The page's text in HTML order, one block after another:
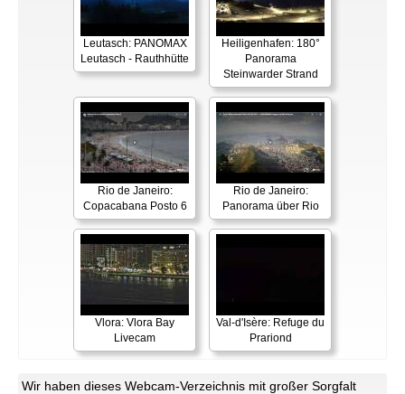
Leutasch: PANOMAX
Leutasch - Rauthhütte
Heiligenhafen: 180°
Panorama
Steinwarder Strand
Rio de Janeiro:
Copacabana Posto 6
Rio de Janeiro:
Panorama über Rio
Vlora: Vlora Bay
Livecam
Val-d'Isère: Refuge du
Prariond
Wir haben dieses Webcam-Verzeichnis mit großer Sorgfalt